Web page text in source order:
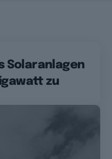
Solaranlagen
zu